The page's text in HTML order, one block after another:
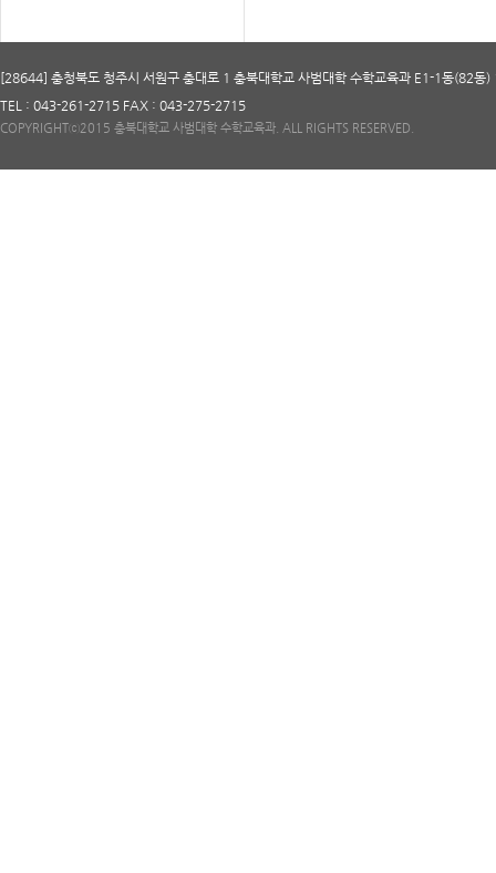
[28644] 충청북도 청주시 서원구 충대로 1 충북대학교 사범대학 수학교육과 E1-1동(82동)
TEL : 043-261-2715 FAX : 043-275-2715
COPYRIGHTⓒ2015 충북대학교 사범대학 수학교육과. ALL RIGHTS RESERVED.